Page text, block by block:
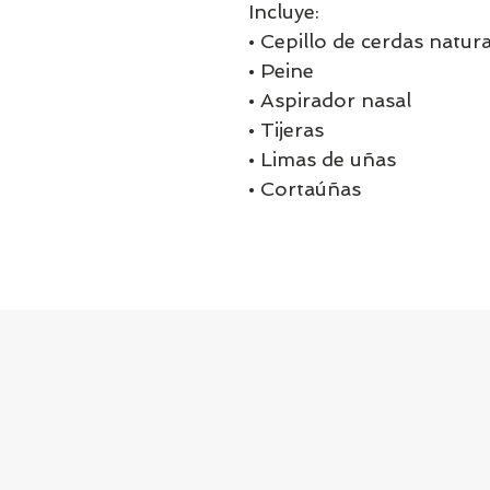
Incluye:
• Cepillo de cerdas
• Peine
• Aspirador nasal
• Tijeras
• Limas de uñas
• Cortaúñas